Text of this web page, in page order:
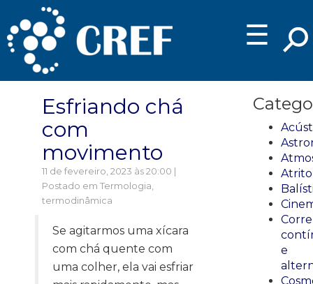
☰
Esfriando chá
com
movimento
11 de fevereiro, 2023 às 20:00 |
Postado em Termologia,
termodinâmica
Se agitarmos uma xícara
com chá quente com
uma colher, ela vai esfriar
Atrito
e